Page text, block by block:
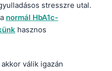
stresszre utal.
normál HbA1c-
hasznos
válik igazán